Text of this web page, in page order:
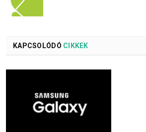
KAPCSOLÓDÓ CIKKEK